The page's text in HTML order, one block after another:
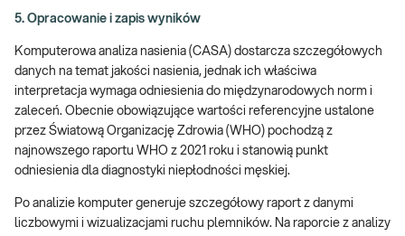
5. Opracowanie i zapis wyników
Komputerowa analiza nasienia (CASA) dostarcza szczegółowych
danych na temat jakości nasienia, jednak ich właściwa
interpretacja wymaga odniesienia do międzynarodowych norm i
zaleceń. Obecnie obowiązujące wartości referencyjne ustalone
przez Światową Organizację Zdrowia (WHO) pochodzą z
najnowszego raportu WHO z 2021 roku i stanowią punkt
odniesienia dla diagnostyki niepłodności męskiej.
Po analizie komputer generuje szczegółowy raport z danymi
liczbowymi i wizualizacjami ruchu plemników. Na raporcie z analizy